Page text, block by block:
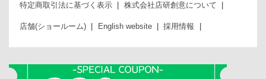
特定商取引法に基づく表示 株式会社店研創意について
店舗(ショールーム) English website 採用情報